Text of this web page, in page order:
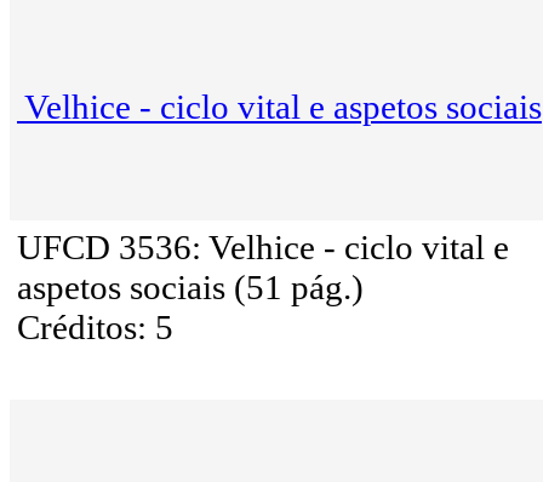
Velhice - ciclo vital e aspetos sociais
UFCD 3536: Velhice - ciclo vital e
aspetos sociais (51 pág.)
Créditos: 5